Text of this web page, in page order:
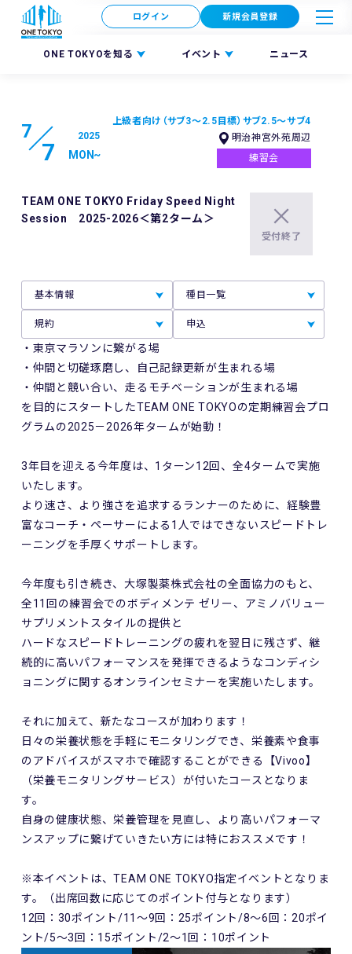
ONE TOKYOを知る イベント ニュース
ログイン 新規会員登録
7
7
2025
MON~
上級者向け（サブ3～2.5目標） サブ2.5～サブ4
明治神宮外苑周辺
練習会
TEAM ONE TOKYO Friday Speed Night
Session 2025-2026＜第2ターム＞
受付終了
基本情報 種目一覧
規約 申込
・東京マラソンに繋がる場
・仲間と切磋琢磨し、自己記録更新が生まれる場
・仲間と競い合い、走るモチベーションが生まれる場
を目的にスタートしたTEAM ONE TOKYOの定期練習会プロ
グラムの2025－2026年タームが始動！
3年目を迎える今年度は、1ターン12回、全4タームで実施
いたします。
より速さ、より強さを追求するランナーのために、経験豊
富なコーチ・ペーサーによる1人ではできないスピードトレ
ーニングを手厚くサポートします。
今年度も引き続き、大塚製薬株式会社の全面協力のもと、
全11回の練習会でのボディメンテ ゼリー、アミノバリュー
サプリメントスタイルの提供と
ハードなスピードトレーニングの疲れを翌日に残さず、継
続的に高いパフォーマンスを発揮できるようなコンディシ
ョニングに関するオンラインセミナーを実施いたします。
それに加えて、新たなコースが加わります！
日々の栄養状態を手軽にモニタリングでき、栄養素や食事
のアドバイスがスマホで確認することができる【Vivoo】
（栄養モニタリングサービス）が付いたコースとなりま
す。
自身の健康状態、栄養管理を見直し、より高いパフォーマ
ンスアップに繋げていきたい方には特におススメです！
※本イベントは、TEAM ONE TOKYO指定イベントとなりま
す。（出席回数に応じてのポイント付与となります）
12回：30ポイント/11～9回：25ポイント/8～6回：20ポイ
ント/5～3回：15ポイント/2～1回：10ポイント